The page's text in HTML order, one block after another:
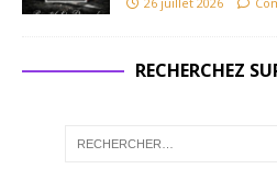
RECHERCHEZ